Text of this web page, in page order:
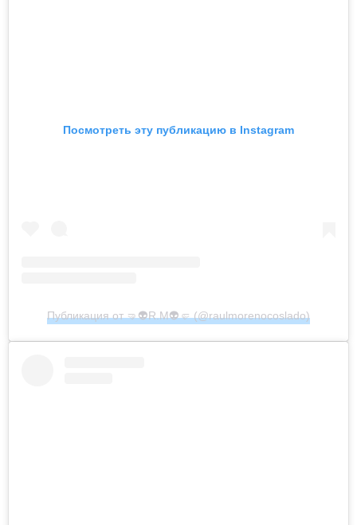
Посмотреть эту публикацию в Instagram
Публикация от 🤜👽R.M👽🤛 (@raulmorenocoslado)